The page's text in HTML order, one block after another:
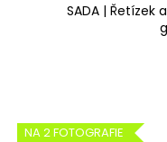
SADA | Řetízek
NA 2 FOTOGRAFIE